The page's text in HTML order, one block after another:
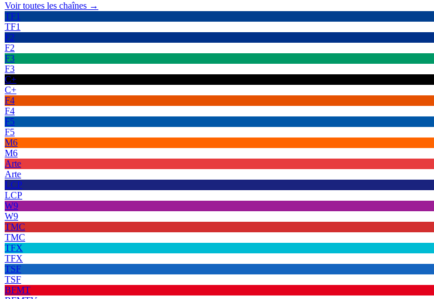
Voir toutes les chaînes →
TF1
TF1
F2
F2
F3
F3
C+
C+
F4
F4
F5
F5
M6
M6
Arte
Arte
LCP
LCP
W9
W9
TMC
TMC
TFX
TFX
TSF
TSF
BFMT